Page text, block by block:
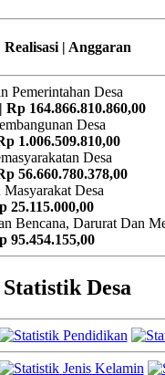
Realisasi | Anggaran
Pemerintahan Desa
Rp 164.866.810.860,00
Desa
1.006.509.810,00
Desa
56.660.780.378,00
Desa
25.115.000,00
Bencana, Darurat Dan
95.454.155,00
Statistik Desa